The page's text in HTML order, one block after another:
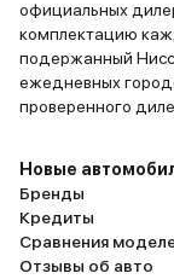
официальных
комплектацию
подержанный
ежедневных
проверенного
Новые
Бренды
Кредиты
Сравнения
Отзывы об авто